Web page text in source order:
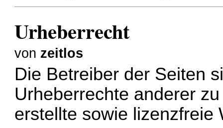
Urheberrecht
von zeitlos
Die Betreiber der Seiten
Urheberrechte anderer
erstellte sowie lizenzfreie